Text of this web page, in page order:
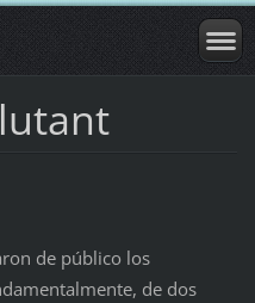
de público los
de dos